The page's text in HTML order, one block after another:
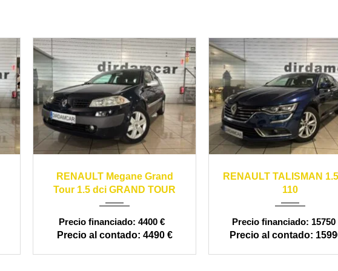
RENAULT Megane Grand
Tour 1.5 dci GRAND TOUR
4400 €
4490 €
RENAULT TALISMAN 1.5
110
15750